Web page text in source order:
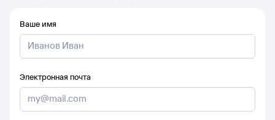
Ваше имя
Электронная почта